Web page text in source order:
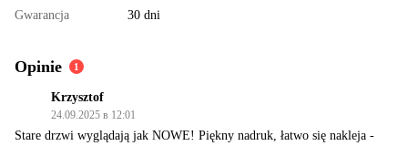
Gwarancja
30 dni
Opinie 1
Krzysztof
24.09.2025 в 12:01
Stare drzwi wyglądają jak NOWE! Piękny nadruk, łatwo się nakleja -